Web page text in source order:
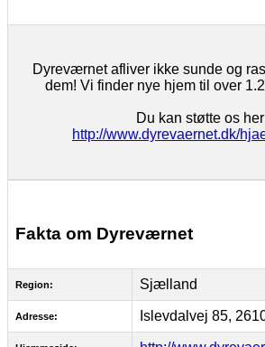
Dyreværnet afliver ikke sunde og
dem! Vi finder nye hjem til over
Du kan støtte os
http://www.dyrevaernet.dk/
Fakta om Dyreværnet
Region: Sjælland
Adresse: Islevdalvej 85,